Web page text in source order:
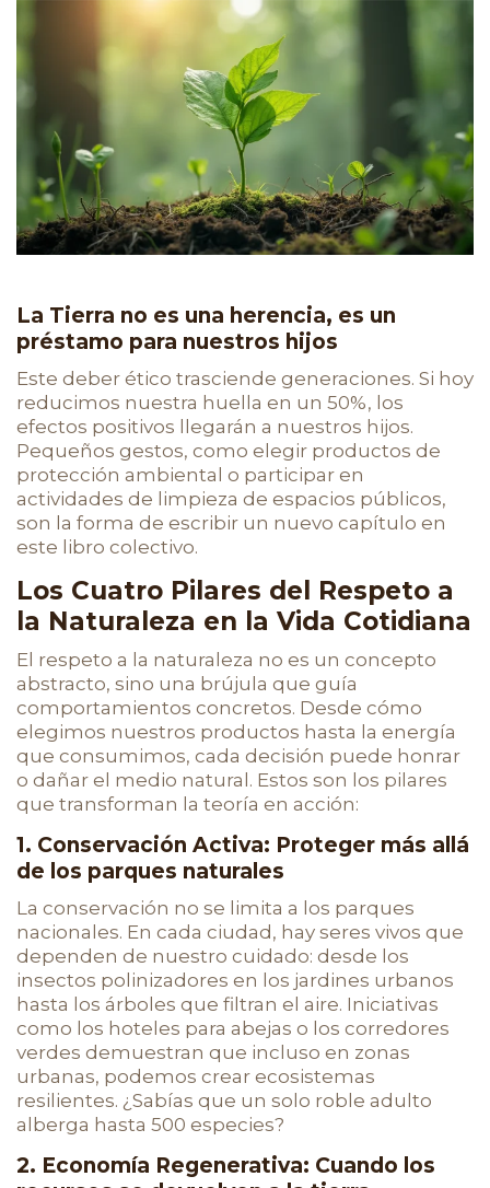
La Tierra no es una herencia, es un
préstamo para nuestros hijos
Este deber ético trasciende generaciones. Si hoy
reducimos nuestra huella en un 50%, los
efectos positivos llegarán a nuestros hijos.
Pequeños gestos, como elegir productos de
protección ambiental o participar en
actividades de limpieza de espacios públicos,
son la forma de escribir un nuevo capítulo en
este libro colectivo.
Los Cuatro Pilares del Respeto a
la Naturaleza en la Vida Cotidiana
El respeto a la naturaleza no es un concepto
abstracto, sino una brújula que guía
comportamientos concretos. Desde cómo
elegimos nuestros productos hasta la energía
que consumimos, cada decisión puede honrar
o dañar el medio natural. Estos son los pilares
que transforman la teoría en acción:
1. Conservación Activa: Proteger más allá
de los parques naturales
La conservación no se limita a los parques
nacionales. En cada ciudad, hay seres vivos que
dependen de nuestro cuidado: desde los
insectos polinizadores en los jardines urbanos
hasta los árboles que filtran el aire. Iniciativas
como los hoteles para abejas o los corredores
verdes demuestran que incluso en zonas
urbanas, podemos crear ecosistemas
resilientes. ¿Sabías que un solo roble adulto
alberga hasta 500 especies?
2. Economía Regenerativa: Cuando los